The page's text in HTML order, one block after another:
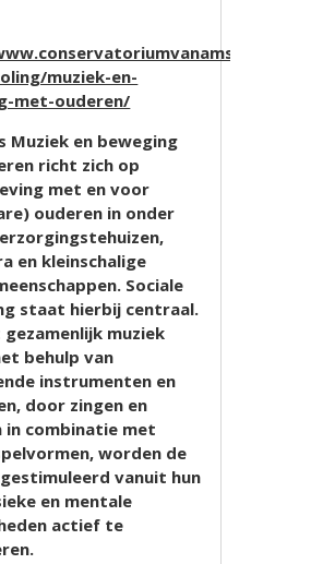
muziek-en-
met-ouderen/
Muziek en beweging
richt zich op
met en voor
ouderen in onder
en kleinschalige
Sociale
staat hierbij centraal.
muziek
behulp van
instrumenten en
door zingen en
in combinatie met
worden de
vanuit hun
en mentale
actief te